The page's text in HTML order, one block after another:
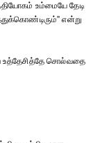
உம்மையே தேடி
என்று
உத்தேசித்தே சொல்வதை